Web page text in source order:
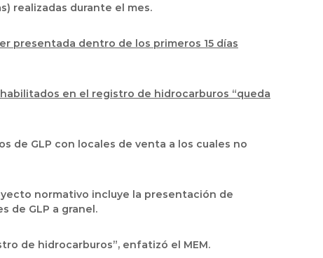
realizadas durante el mes.
presentada dentro de los primeros 15 días
en el registro de hidrocarburos “queda
de GLP con locales de venta a los cuales no
normativo incluye la presentación de
de GLP a granel.
de hidrocarburos”, enfatizó el MEM.